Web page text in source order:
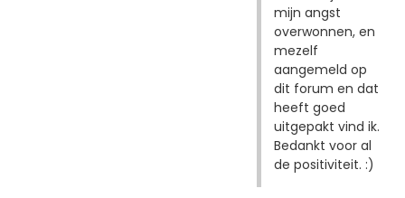
mijn angst
overwonnen, en
mezelf
aangemeld op
dit forum en dat
heeft goed
uitgepakt vind ik.
Bedankt voor al
de positiviteit. :)